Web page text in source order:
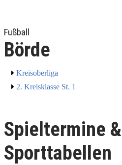
Fußball
Börde
Kreisoberliga
2. Kreisklasse St. 1
Spieltermine &
Sporttabellen